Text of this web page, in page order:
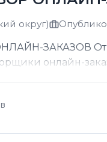
округ)
ЗАКАЗОВ От
онлайн-